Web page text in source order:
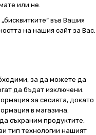
или не.
във Вашия
на нашия сайт за Вас.
за да можете да
да бъдат изключени.
за сесията, докато
в магазина.
съхраним продуктите,
тип технологии нашият